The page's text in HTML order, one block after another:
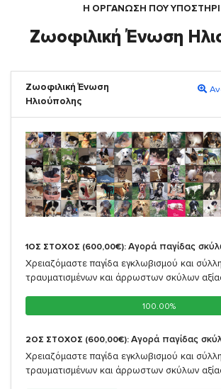
Η ΟΡΓΆΝΩΣΗ ΠΟΥ
Ζωοφιλική Ένωση
Ζωοφιλική Ένωση
Ηλιούπολης
1ΟΣ ΣΤΟΧΟΣ (600,00€): Αγορά παγίδας
Χρειαζόμαστε παγίδα εγκλωβισμού και
τραυματισμένων και άρρωστων σκύλων
100.00%
100.00%
2ΟΣ ΣΤΟΧΟΣ (600,00€): Αγορά παγίδας
Χρειαζόμαστε παγίδα εγκλωβισμού και
τραυματισμένων και άρρωστων σκύλων